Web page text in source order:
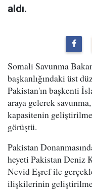
aldı.
Somali Savunma
başkanlığındaki üst
Pakistan'ın başkenti
araya gelerek
kapasitenin
görüştü.
Pakistan
heyeti Pakistan Deniz
Nevid Eşref ile
ilişkilerinin